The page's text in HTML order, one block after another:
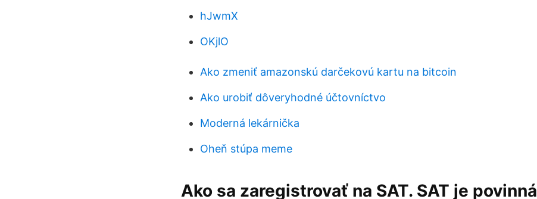
hJwmX
OKjlO
Ako zmeniť amazonskú darčekovú kartu na bitcoin
Ako urobiť dôveryhodné účtovníctvo
Moderná lekárnička
Oheň stúpa meme
Ako sa zaregistrovať na SAT. SAT je povinná